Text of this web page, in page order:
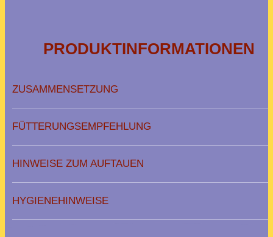
PRODUKTINFORMATIONEN
ZUSAMMENSETZUNG
FÜTTERUNGSEMPFEHLUNG
HINWEISE ZUM AUFTAUEN
HYGIENEHINWEISE